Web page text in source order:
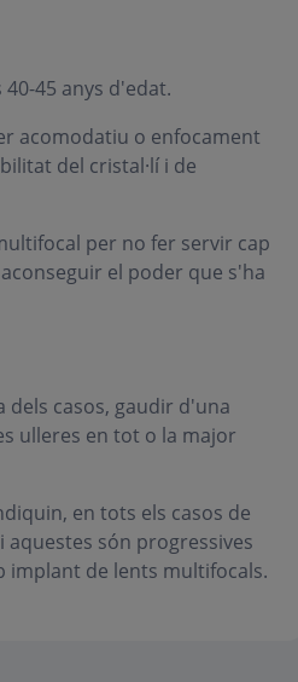
45 anys d'edat.
acomodatiu o enfocament
del cristal·lí i de
per no fer servir cap
el poder que s'ha
casos, gaudir d'una
ulleres en tot o la major
en tots els casos de
són progressives
implant de lents multifocals.